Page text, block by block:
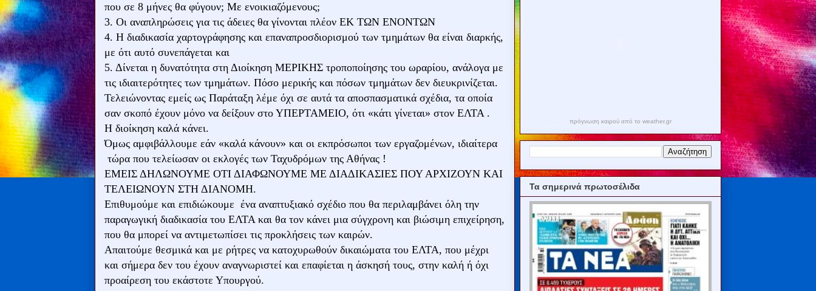
που σε 8 μήνες θα φύγουν; Με ενοικιαζόμενους;
3. Οι αναπληρώσεις για τις άδειες θα γίνονται πλέον ΕΚ ΤΩΝ ΕΝΟΝΤΩΝ
4. Η διαδικασία χαρτογράφησης και επαναπροσδιορισμού των τμημάτων θα είναι διαρκής,
με ότι αυτό συνεπάγεται και
5. Δίνεται η δυνατότητα στη Διοίκηση ΜΕΡΙΚΗΣ τροποποίησης του ωραρίου, ανάλογα με
τις ιδιαιτερότητες των τμημάτων. Πόσο μερικής και πόσων τμημάτων δεν διευκρινίζεται.
Τελειώνοντας εμείς ως Παράταξη λέμε όχι σε αυτά τα αποσπασματικά σχέδια, τα οποία
σαν σκοπό έχουν μόνο να δείξουν στο ΥΠΕΡΤΑΜΕΙΟ, ότι «κάτι γίνεται» στον ΕΛΤΑ .
Η διοίκηση καλά κάνει.
Όμως αμφιβάλλουμε εάν «καλά κάνουν» και οι εκπρόσωποι των εργαζομένων, ιδιαίτερα
τώρα που τελείωσαν οι εκλογές των Ταχυδρόμων της Αθήνας !
ΕΜΕΙΣ ΔΗΛΩΝΟΥΜΕ ΟΤΙ ΔΙΑΦΩΝΟΥΜΕ ΜΕ ΔΙΑΔΙΚΑΣΙΕΣ ΠΟΥ ΑΡΧΙΖΟΥΝ ΚΑΙ
ΤΕΛΕΙΩΝΟΥΝ ΣΤΗ ΔΙΑΝΟΜΗ.
Επιθυμούμε και επιδιώκουμε ένα αναπτυξιακό σχέδιο που θα περιλαμβάνει όλη την
παραγωγική διαδικασία του ΕΛΤΑ και θα τον κάνει μια σύγχρονη και βιώσιμη επιχείρηση,
που θα μπορεί να αντιμετωπίσει τις προκλήσεις των καιρών.
Απαιτούμε θεσμικά και με ρήτρες να κατοχυρωθούν δικαιώματα του ΕΛΤΑ, που μέχρι
και σήμερα δεν του έχουν αναγνωριστεί και επαφίεται η άσκησή τους, στην καλή ή όχι
προαίρεση του εκάστοτε Υπουργού.
πρόγνωση καιρού από το weather.gr
Τα σημερινά πρωτοσέλιδα